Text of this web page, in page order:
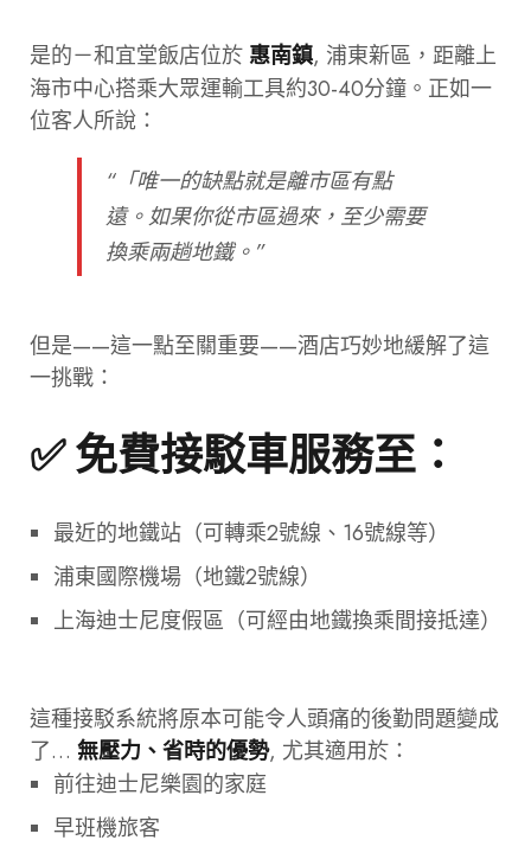
是的－和宜堂飯店位於 惠南鎮, 浦東新區，距離上
海市中心搭乘大眾運輸工具約30-40分鐘。正如一
位客人所說：
“「唯一的缺點就是離市區有點
遠。如果你從市區過來，至少需要
換乘兩趟地鐵。”
但是——這一點至關重要——酒店巧妙地緩解了這
一挑戰：
✅ 免費接駁車服務至：
最近的地鐵站（可轉乘2號線、16號線等）
浦東國際機場（地鐵2號線）
上海迪士尼度假區（可經由地鐵換乘間接抵達）
這種接駁系統將原本可能令人頭痛的後勤問題變成
了… 無壓力、省時的優勢, 尤其適用於：
前往迪士尼樂園的家庭
早班機旅客